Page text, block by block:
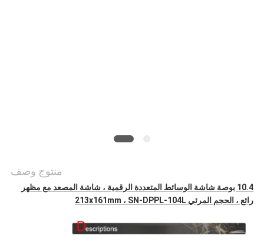
منتوج وصف
10.4 بوصة شاشة الوسائط المتعددة الرقمية ، شاشة المصعد مع مظهر
رائع ، الحجم المرئي 213x161mm ، SN-DPPL-104L